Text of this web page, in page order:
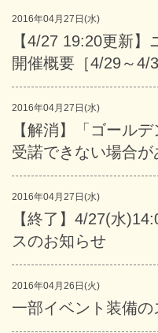
2016年04月27日(水)
【4/27 19:20更新
開催概要［4/29～4/
2016年04月27日(水)
【解消】「ゴール
受諾できない場合
2016年04月27日(水)
【終了】4/27(水
スのお知らせ
2016年04月26日(火)
一部イベント装備